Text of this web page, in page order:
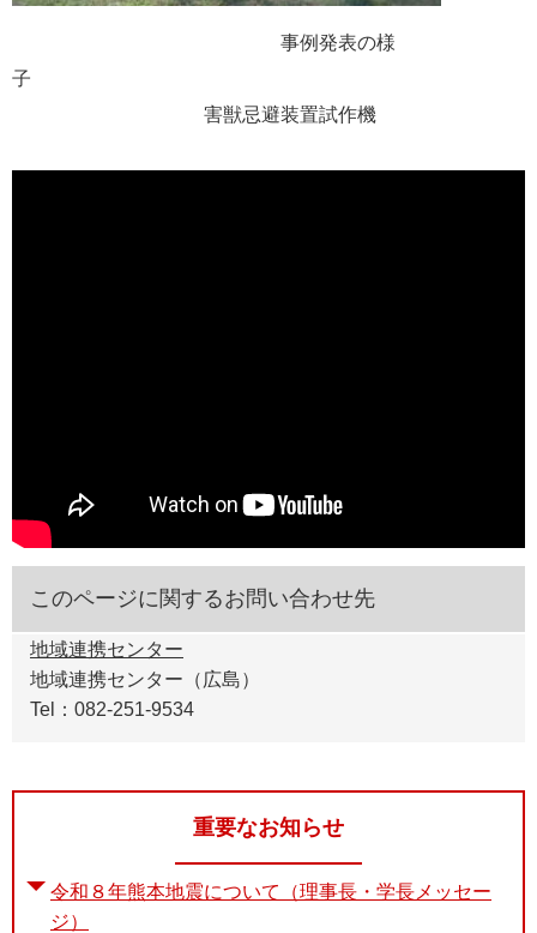
事例発表の様
子
害獣忌避装置試作機
このページに関するお問い合わせ先
地域連携センター
地域連携センター（広島）
Tel：082-251-9534
重要なお知らせ
令和８年熊本地震について（理事長・学長メッセー
ジ）